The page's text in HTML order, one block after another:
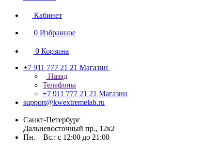
Кабинет
0 Избранное
0 Корзина
+7 911 777 21 21 Магазин
Назад
Телефоны
+7 911 777 21 21 Магазин
support@kwextremelab.ru
Санкт-Петербург
Дальневосточный пр., 12к2
Пн. – Вс.: с 12:00 до 21:00